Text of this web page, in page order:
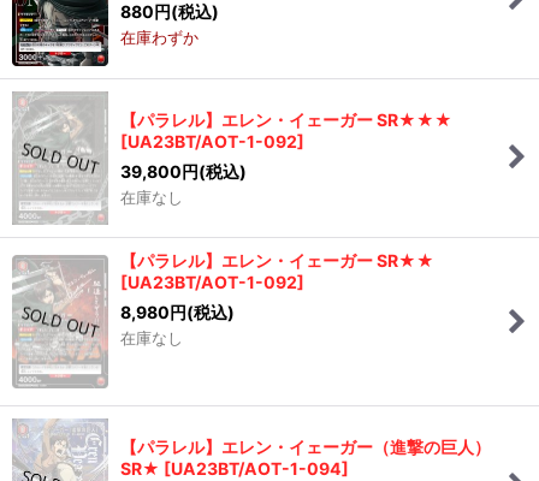
880円(税込)
在庫わずか
【パラレル】エレン・イェーガー SR★★★
[UA23BT/AOT-1-092]
39,800円(税込)
在庫なし
【パラレル】エレン・イェーガー SR★★
[UA23BT/AOT-1-092]
8,980円(税込)
在庫なし
【パラレル】エレン・イェーガー（進撃の巨人）
SR★ [UA23BT/AOT-1-094]